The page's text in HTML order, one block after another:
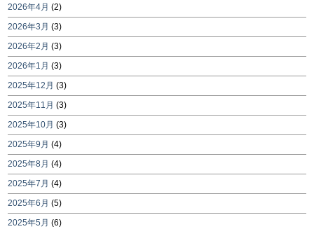
2026年4月 (2)
2026年3月 (3)
2026年2月 (3)
2026年1月 (3)
2025年12月 (3)
2025年11月 (3)
2025年10月 (3)
2025年9月 (4)
2025年8月 (4)
2025年7月 (4)
2025年6月 (5)
2025年5月 (6)